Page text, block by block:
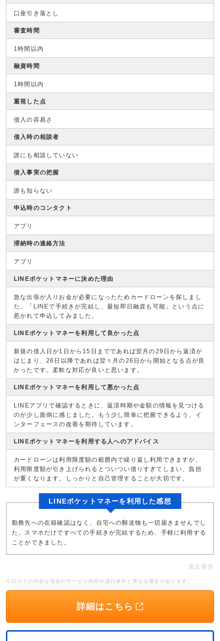
口座引き落とし
審査時間
1時間以内
融資時間
1時間以内
重視した点
借入の容易さ
借入時の相談者
誰にも相談していない
借入事実の把握
誰も知らない
申込時のコンタクト
アプリ
滞納時の連絡方法
アプリ
LINEポケットマネーに決めた理由
急な出張が入りお金が必要になったためカードローンを探しまし
た。「LINEで手続きが完結し、最短即日融資も可能」という点に
惹かれて申込してみました。
LINEポケットマネーを利用して良かった点
新規の借入日が1日から15日までであれば翌月の29日から返済が
はじまり、26日以降であれば翌々月の26日から開始となる点が良
かったです。柔軟な対応が良いと思います。
LINEポケットマネーを利用して悪かった点
LINEアプリで確認するときに、返済時期や金額の情報を見つける
のが少し面倒に感じました。もう少し簡単に把握できるよう、イ
ンターフェースの改善を期待しています。
LINEポケットマネーを利用する人へのアドバイス
カードローンは利用限度額の範囲内で繰り返し利用できますが、
利用限度額が引き上げられるとついつい借りすぎてしまい、負担
が重くなります。しっかりと自己管理することが大切です。
LINEポケットマネーを利用した感想
勤務先への在籍確認はなく、自宅への郵送物も一切届きませんでし
た。スマホだけですべての手続きが完結するため、手軽に利用する
ことができました。
違反報告
※口コミの内容は現在のサービス内容や貸付条件と異なる場合があります。
詳細はこちら